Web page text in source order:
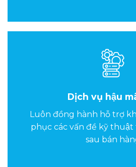
Dịch vụ hậu
Luôn đồng hành hỗ trợ
phục các vấn đề kỹ
sau bán